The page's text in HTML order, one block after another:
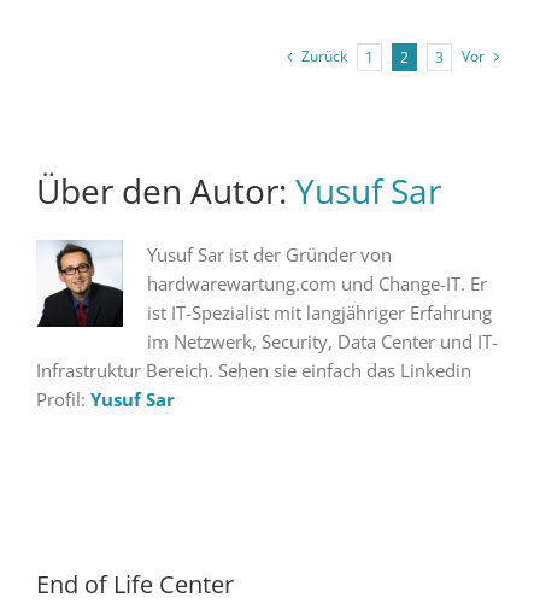
Zurück 1 2 3 Vor
Über den Autor: Yusuf Sar
Yusuf Sar ist der Gründer von
hardwarewartung.com und Change-IT. Er
ist IT-Spezialist mit langjähriger Erfahrung
im Netzwerk, Security, Data Center und IT-
Infrastruktur Bereich. Sehen sie einfach das Linkedin
Profil: Yusuf Sar
End of Life Center